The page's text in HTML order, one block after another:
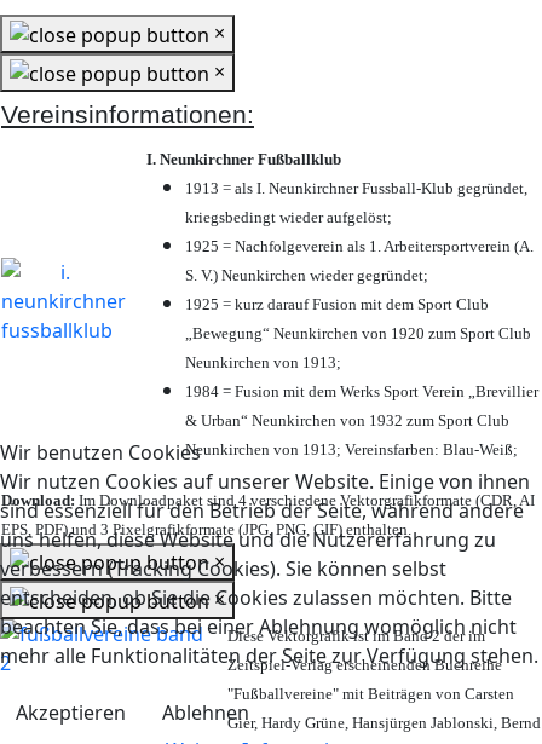
Wir benutzen Cookies
Wir nutzen Cookies auf unserer Website. Einige von ihnen
sind essenziell für den Betrieb der Seite, während andere
uns helfen, diese Website und die Nutzererfahrung zu
verbessern (Tracking Cookies). Sie können selbst
entscheiden, ob Sie die Cookies zulassen möchten. Bitte
beachten Sie, dass bei einer Ablehnung womöglich nicht
mehr alle Funktionalitäten der Seite zur Verfügung stehen.
Akzeptieren
Ablehnen
×
×
Vereinsinformationen:
I. Neunkirchner Fußballklub
1913 = als I. Neunkirchner Fussball-Klub gegründet,
kriegsbedingt wieder aufgelöst;
1925 = Nachfolgeverein als 1. Arbeitersportverein (A.
S. V.) Neunkirchen wieder gegründet;
1925 = kurz darauf Fusion mit dem Sport Club
„Bewegung“ Neunkirchen von 1920 zum Sport Club
Neunkirchen von 1913;
1984 = Fusion mit dem Werks Sport Verein „Brevillier
& Urban“ Neunkirchen von 1932 zum Sport Club
Neunkirchen von 1913; Vereinsfarben: Blau-Weiß;
Download: Im Downloadpaket sind 4 verschiedene Vektorgrafikformate (CDR, AI
EPS, PDF) und 3 Pixelgrafikformate (JPG, PNG, GIF) enthalten.
×
×
Diese Vektorgrafik ist im Band 2 der im
Zeitspiel-Verlag erscheinenden Buchreihe
"Fußballvereine" mit Beiträgen von Carsten
Gier, Hardy Grüne, Hansjürgen Jablonski, Bernd